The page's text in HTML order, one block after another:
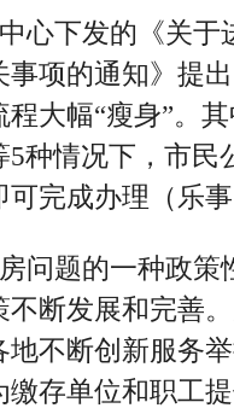
心下发的《关于
项的通知》提
大幅“瘦身”。
种情况下，市民
完成办理（乐
问题的一种政策
断发展和完善
不断创新服务
缴存单位和职工